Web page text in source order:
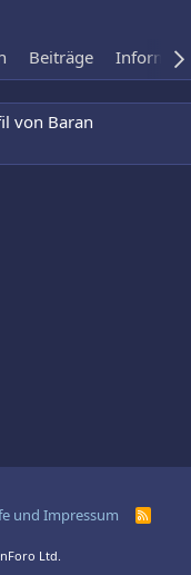
Beiträge
von Baran
und Impressum
R
Ltd.